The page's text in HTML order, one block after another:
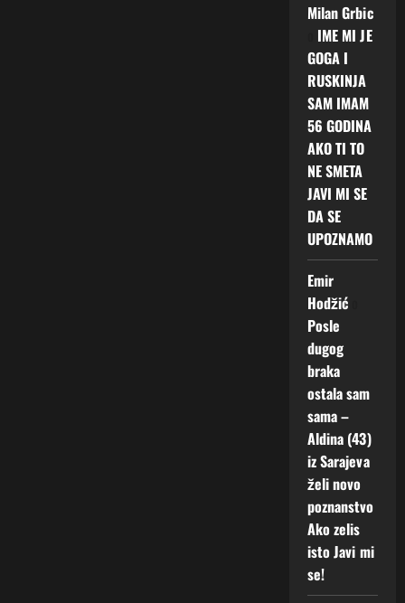
Milan Grbic
IME MI JE
GOGA I
RUSKINJA
SAM IMAM
56 GODINA
AKO TI TO
NE SMETA
JAVI MI SE
DA SE
UPOZNAMO
Emir
Hodžić
Posle
dugog
braka
ostala sam
sama –
Aldina (43)
iz Sarajeva
želi novo
poznanstvo
Ako zelis
isto Javi mi
se!